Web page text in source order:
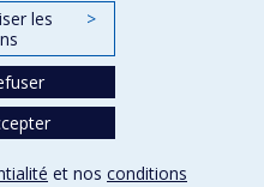
les
>
et nos conditions